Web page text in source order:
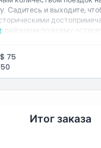
Садитесь и выходите,
по всему острову.
доступ с
на красной, зеленой, синей
последовательных дней
75
Итог заказа